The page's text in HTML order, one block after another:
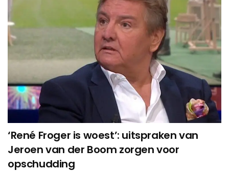
‘René Froger is woest’: uitspraken van
Jeroen van der Boom zorgen voor
opschudding